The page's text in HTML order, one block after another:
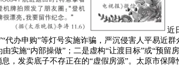
近
办申购”等灯号实施诈骗，严沉侵害人平易近
实施“内部操做”；二是虚构“让渡目标”或“预留
，发卖底子不存正在的“虚假房源”。太原市保障